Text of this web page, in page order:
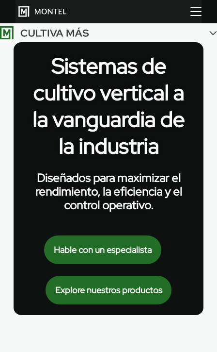
Almacenar más
Cultiva más
Sobre Nosotros
Centro de Recursos
Sistemas de
cultivo vertical a
la vanguardia de
la industria
Diseñados para maximizar el
rendimiento, la eficiencia y el
control operativo.
Hable con un especialista
Explore nuestros productos